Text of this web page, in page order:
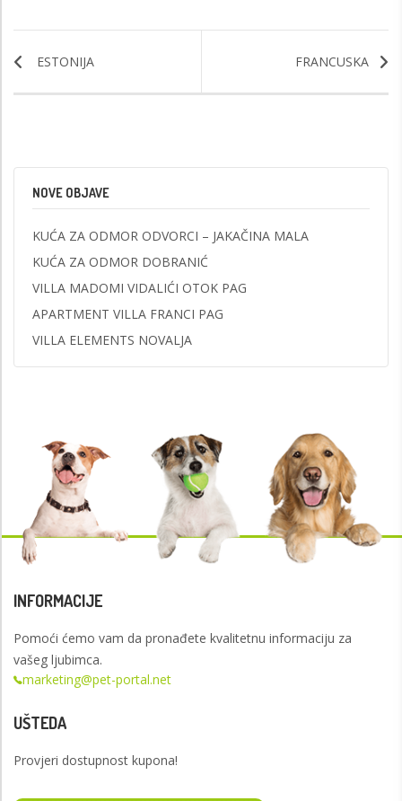
ESTONIJA FRANCUSKA
NOVE OBJAVE
KUĆA ZA ODMOR ODVORCI – JAKAČINA MALA
KUĆA ZA ODMOR DOBRANIĆ
VILLA MADOMI VIDALIĆI OTOK PAG
APARTMENT VILLA FRANCI PAG
VILLA ELEMENTS NOVALJA
INFORMACIJE
Pomoći ćemo vam da pronađete kvalitetnu informaciju za
vašeg ljubimca.
marketing@pet-portal.net
UŠTEDA
Provjeri dostupnost kupona!